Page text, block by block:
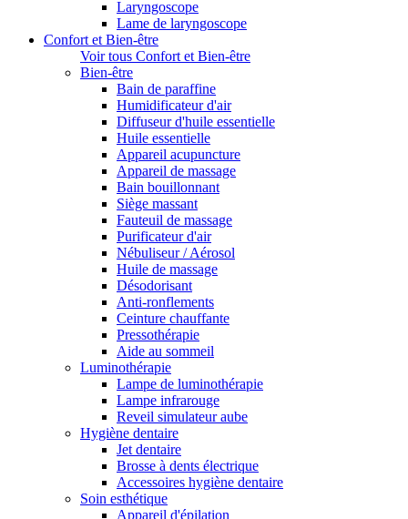
Laryngoscope
Lame de laryngoscope
Confort et Bien-être
Voir tous Confort et Bien-être
Bien-être
Bain de paraffine
Humidificateur d'air
Diffuseur d'huile essentielle
Huile essentielle
Appareil acupuncture
Appareil de massage
Bain bouillonnant
Siège massant
Fauteuil de massage
Purificateur d'air
Nébuliseur / Aérosol
Huile de massage
Désodorisant
Anti-ronflements
Ceinture chauffante
Pressothérapie
Aide au sommeil
Luminothérapie
Lampe de luminothérapie
Lampe infrarouge
Reveil simulateur aube
Hygiène dentaire
Jet dentaire
Brosse à dents électrique
Accessoires hygiène dentaire
Soin esthétique
Appareil d'épilation